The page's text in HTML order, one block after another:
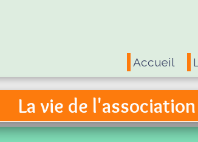
Accueil
La vie de l'association